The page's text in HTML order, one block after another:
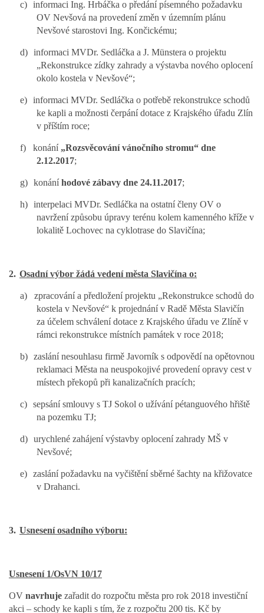
© 2026 eStránky.cz |Aktualizováno: 20. 7. 2026
c) informaci Ing. Hrbáčka o předání písemného požadavku
OV Nevšová na provedení změn v územním plánu
Nevšové starostovi Ing. Končickému;
d) informaci MVDr. Sedláčka a J. Münstera o projektu
„Rekonstrukce zídky zahrady a výstavba nového oplocení
okolo kostela v Nevšové“;
e) informaci MVDr. Sedláčka o potřebě rekonstrukce schodů
ke kapli a možnosti čerpání dotace z Krajského úřadu Zlín
v příštím roce;
f) konání „Rozsvěcování vánočního stromu“ dne
2.12.2017;
g) konáníhodové zábavy dne 24.11.2017;
h) interpelaci MVDr. Sedláčka na ostatní členy OV o
navržení způsobu úpravy terénu kolem kamenného kříže v
lokalitě Lochovec na cyklotrase do Slavičína;
2. Osadní výbor žádá vedení města Slavičína o:
a)
zpracování a předložení projektu „Rekonstrukce schodů do
kostela v Nevšové“ k projednání v Radě Města Slavičín
za účelem schválení dotace z Krajského úřadu ve Zlíně v
rámci rekonstrukce místních památek v roce 2018;
b) zaslání nesouhlasu firmě Javorník s odpovědí na opětovnou
reklamaci Města na neuspokojivé provedení opravy cest v
místech překopů při kanalizačních pracích;
c) sepsání smlouvy s TJ Sokol o užívání pétanguového hřiště
na pozemku TJ;
d) urychlené zahájení výstavby oplocení zahrady MŠ v
Nevšové;
e) zaslání požadavku na vyčištění sběrné šachty na křižovatce
v Drahanci.
3. Usnesení osadního výboru:
Usnesení 1/OsVN 10/17
OV navrhuje zařadit do rozpočtu města pro rok 2018 investiční
akci – schody ke kapli s tím, že z rozpočtu 200 tis. Kč by